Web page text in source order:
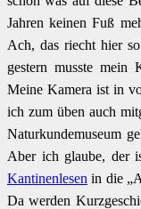
Jahren keinen Fuß
Ach, das riecht hier
gestern musste
Meine Kamera ist in
ich zum üben auch
Naturkundemuseum
Aber ich glaube, der
Kantinenlesen in die
Da werden